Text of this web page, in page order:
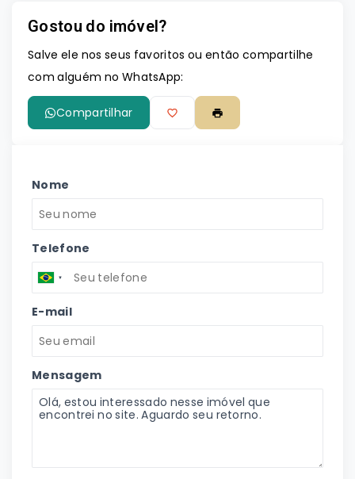
Gostou do imóvel?
Salve ele nos seus favoritos ou então compartilhe
com alguém no WhatsApp:
Compartilhar
Nome
Telefone
E-mail
Mensagem